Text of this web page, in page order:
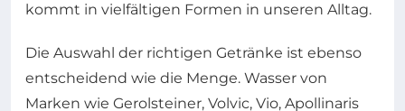
kommt in vielfältigen Formen in unseren Alltag.
Die Auswahl der richtigen Getränke ist ebenso
entscheidend wie die Menge. Wasser von
Marken wie Gerolsteiner, Volvic, Vio, Apollinaris